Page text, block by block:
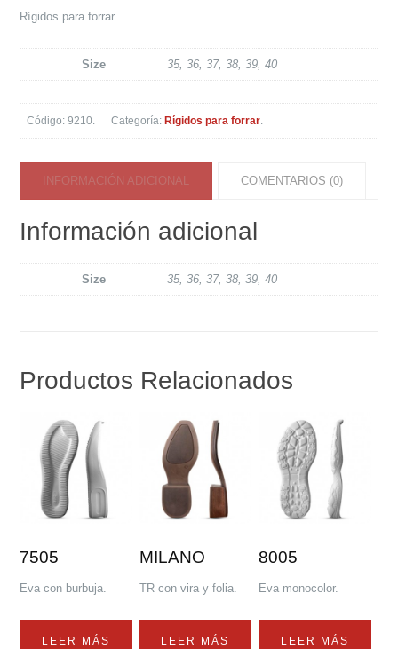
Rígidos para forrar.
Size 35, 36, 37, 38, 39, 40
Código:9210 Categoría: Rígidos para forrar
INFORMACIÓN ADICIONAL COMENTARIOS (0)
Información adicional
Size 35, 36, 37, 38, 39, 40
Productos Relacionados
7505
Eva con burbuja.
LEER MÁS
8005
Eva monocolor.
LEER MÁS
MILANO
TR con vira y folia.
LEER MÁS